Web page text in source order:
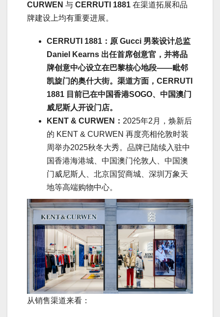
CURWEN 与 CERRUTI 1881 在渠道拓展和品
牌建设上均有重要进展。
CERRUTI 1881： 原 Gucci 男装设计总监
Daniel Kearns 出任首席创意官，并将品
牌创意中心设立在巴黎核心地段——毗邻
凯旋门的奥什大街。渠道方面，CERRUTI
1881 目前已在中国香港SOGO、中国澳门
威尼斯人开设门店。
KENT & CURWEN： 2025年2月，焕新后
的 KENT & CURWEN 再度亮相伦敦时装
周举办2025秋冬大秀。品牌已陆续入驻中
国香港海港城、中国澳门伦敦人、中国澳
门威尼斯人、北京国贸商城、深圳万象天
地等高端购物中心。
从销售渠道来看：